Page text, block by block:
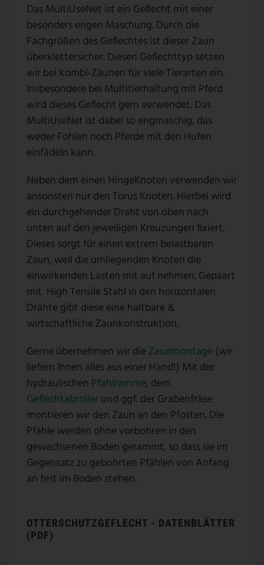
Das MultiUseNet ist ein Geflecht mit einer
besonders engen Maschung. Durch die
Fachgrößen des Geflechtes ist dieser Zaun
überklettersicher. Diesen Geflechttyp setzen
wir bei Kombi-Zäunen für viele Tierarten ein.
Insbesondere bei Multitierhaltung mit Pferd
wird dieses Geflecht gern verwendet. Das
MultiUseNet ist dabei so engmaschig, das
weder Fohlen noch Pferde mit den Hufen
einfädeln kann.
Neben dem einen HingeKnoten verwenden wir
ansonsten nur den Torus Knoten. Hierbei wird
ein durchgehender Draht von oben nach
unten auf den jeweiligen Kreuzungen fixiert.
Dieses sorgt für einen extrem belastbaren
Zaun, weil die umliegenden Knoten die
einwirkenden Lasten mit auf nehmen. Gepaart
mit High Tensile Stahl in den horizontalen
Drähte gibt diese eine haltbare &
wirtschaftliche Zaunkonstruktion.
Gerne übernehmen wir die Zaunmontage(wir
liefern Ihnen alles aus einer Hand!) Mit der
hydraulischen Pfahlramme, dem
Geflechtabrollerund ggf. der Grabenfräse
montieren wir den Zaun an den Pfosten. Die
Pfähle werden ohne vorbohren in den
gewachsenen Boden gerammt, so dass sie im
Gegensatz zu gebohrten Pfählen von Anfang
an fest im Boden stehen.
OTTERSCHUTZGEFLECHT - DATENBLÄTTER
(PDF)